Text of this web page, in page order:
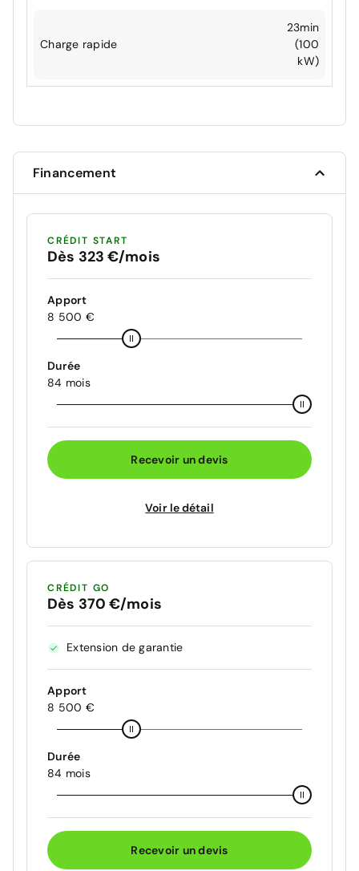
Charge rapide
23min
(100
kW)
Financement
CRÉDIT START
Dès 323 €/mois
Apport
8 500 €
Durée
84 mois
Recevoir un devis
Voir le détail
CRÉDIT GO
Dès 370 €/mois
Extension de garantie
Apport
8 500 €
Durée
84 mois
Recevoir un devis